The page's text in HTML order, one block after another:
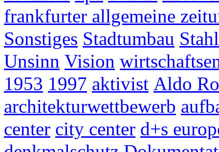
frankfurter allgemeine
Sonstiges Stadtumbau Stahl
Unsinn Vision
1953 1997 aktivist Aldo
architekturwettbewerb
center city center d+s